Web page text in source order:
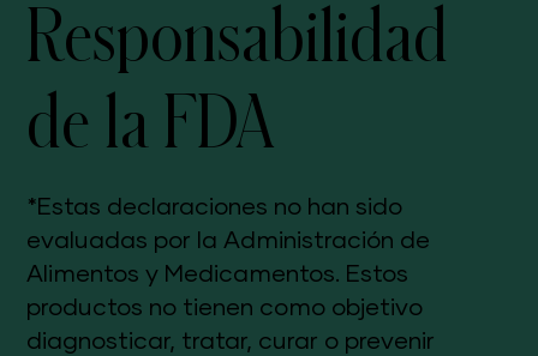
Responsabilidad
de la FDA
*Estas declaraciones no han sido
evaluadas por la Administración de
Alimentos y Medicamentos. Estos
productos no tienen como objetivo
diagnosticar, tratar, curar o prevenir